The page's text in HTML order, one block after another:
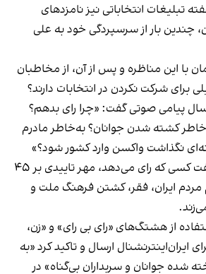
تبلیغات انتخاباتی نیز نامزدهای
چندین بار از سرسپردگی خود به علی
با این مناظره و پس از آن، از مخاطبان
برای شرکت نکردن در انتخابات دارند؟
پیامی صوتی گفت: «چرا رای بدهم؟
کشته ‌شدن جوانان؟ به‌خاطر مادرم
نگذاشت واکسن وارد کشور شود؟»
شهروند دیگری هم گفت کسی که رای می‌دهد، مهر تاییدی بر ۴۵
ایران، فقر، کشتن فرهنگ ملت و
از هشتگ‌های «رای بی رای» و «زن،
ایران‌اینترنشنال ارسال و تاکید کرد «به
شده جوانان و سربداران بی‌گناه» در